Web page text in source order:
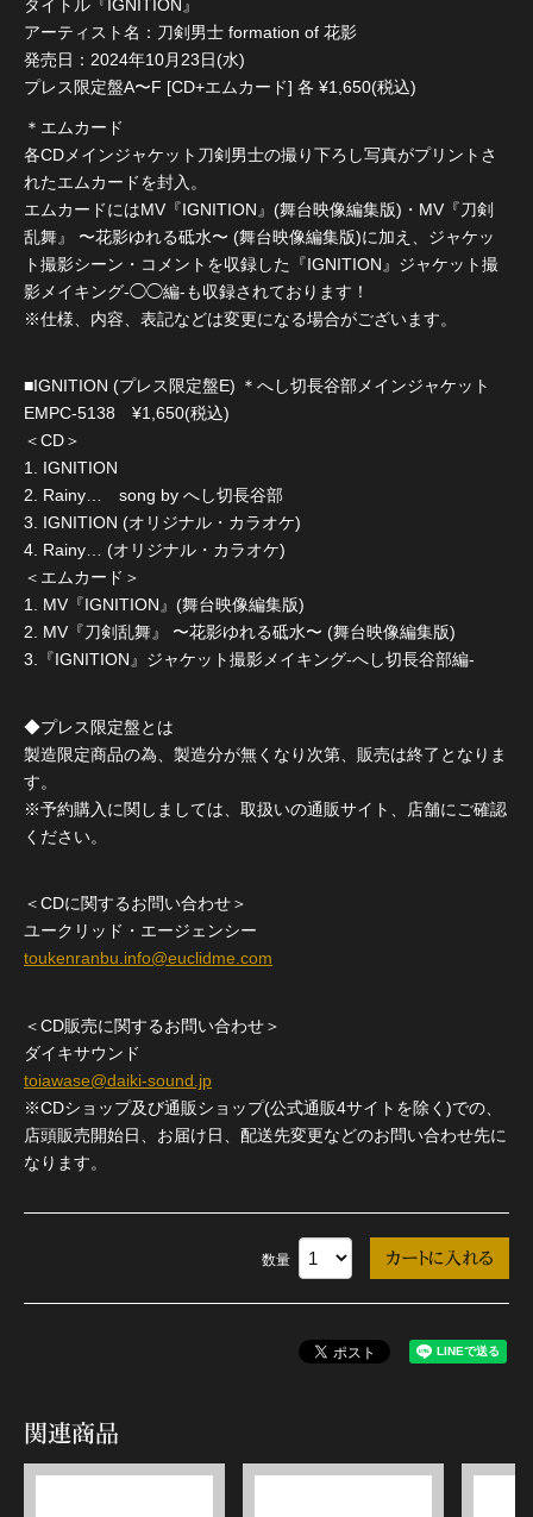
タイトル『IGNITION』
アーティスト名：刀剣男士 formation of 花影
発売日：2024年10月23日(水)
プレス限定盤A〜F [CD+エムカード] 各 ¥1,650(税込)
＊エムカード
各CDメインジャケット刀剣男士の撮り下ろし写真がプリントさ
れたエムカードを封入。
エムカードにはMV『IGNITION』(舞台映像編集版)・MV『刀剣
乱舞』 〜花影ゆれる砥水〜 (舞台映像編集版)に加え、ジャケッ
ト撮影シーン・コメントを収録した『IGNITION』ジャケット撮
影メイキング-◯◯編-も収録されております！
※仕様、内容、表記などは変更になる場合がございます。
■IGNITION (プレス限定盤E) ＊へし切長谷部メインジャケット
EMPC-5138 ¥1,650(税込)
＜CD＞
1. IGNITION
2. Rainy… song by へし切長谷部
3. IGNITION (オリジナル・カラオケ)
4. Rainy… (オリジナル・カラオケ)
＜エムカード＞
1. MV『IGNITION』(舞台映像編集版)
2. MV『刀剣乱舞』 〜花影ゆれる砥水〜 (舞台映像編集版)
3.『IGNITION』ジャケット撮影メイキング-へし切長谷部編-
◆プレス限定盤とは
製造限定商品の為、製造分が無くなり次第、販売は終了となりま
す。
※予約購入に関しましては、取扱いの通販サイト、店舗にご確認
ください。
＜CDに関するお問い合わせ＞
ユークリッド・エージェンシー
toukenranbu.info@euclidme.com
＜CD販売に関するお問い合わせ＞
ダイキサウンド
toiawase@daiki-sound.jp
※CDショップ及び通販ショップ(公式通販4サイトを除く)での、
店頭販売開始日、お届け日、配送先変更などのお問い合わせ先に
なります。
数量
関連商品